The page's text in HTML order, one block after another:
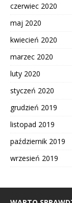
czerwiec 2020
maj 2020
kwiecień 2020
marzec 2020
luty 2020
styczeń 2020
grudzień 2019
listopad 2019
październik 2019
wrzesień 2019